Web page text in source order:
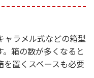
ラメル式などの箱型
箱の数が多くなると
置くスペースも必要